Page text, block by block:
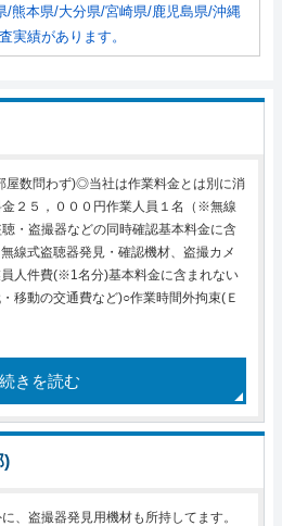
/熊本県/大分県/宮崎県/鹿児島県/沖縄
実績があります。
数問わず)◎当社は作業料金とは別に消
２５，０００円作業人員１名（※無線
・盗撮器などの同時確認基本料金に含
線式盗聴器発見・確認機材、盗撮カメ
人件費(※1名分)基本料金に含まれない
移動の交通費など)○作業時間外拘束(Ｅ
続きを読む
)
、盗撮器発見用機材も所持してます。